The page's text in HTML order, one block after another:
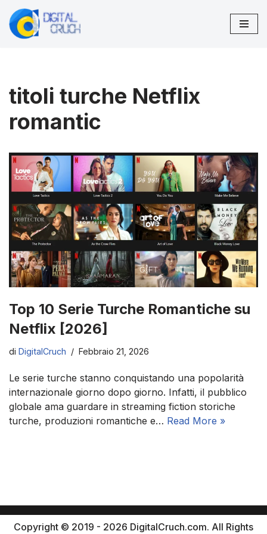
Vai
titoli turche Netflix
romantic
Top 10 Serie Turche Romantiche su
Netflix [2026]
di DigitalCruch Febbraio 21, 2026
Le serie turche stanno conquistando una popolarità
internazionale giorno dopo giorno. Infatti, il pubblico
globale ama guardare in streaming fiction storiche
turche, produzioni romantiche e… Read More »
Copyright © 2019 - 2026 DigitalCruch.com. All Rights